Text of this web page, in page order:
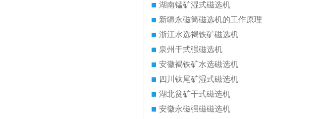
湖南锰矿湿式磁选机
新疆永磁筒磁选机的工作原理
浙江水选褐铁矿磁选机
泉州干式强磁选机
安徽褐铁矿水选磁选机
四川钛尾矿湿式磁选机
湖北贫矿干式磁选机
安徽永磁强磁磁选机